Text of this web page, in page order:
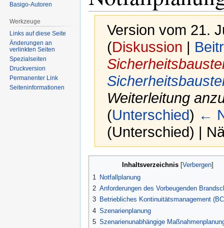
Version vom 21.
(Diskussion |
Weiterleitung
(Unterschied) ←
(Unterschied) |
Inhaltsverzeichnis
1
Notfallplanung
2 Anforderungen des Vorbeugenden
3 Betriebliches Kontinuitätsmanagement
4 Szenarienplanung
5 Szenarienunabhängige
Basigo-Autoren
Werkzeuge
Links auf diese Seite
Änderungen an
verlinkten Seiten
Spezialseiten
Druckversion
Permanenter Link
Seiten­informationen